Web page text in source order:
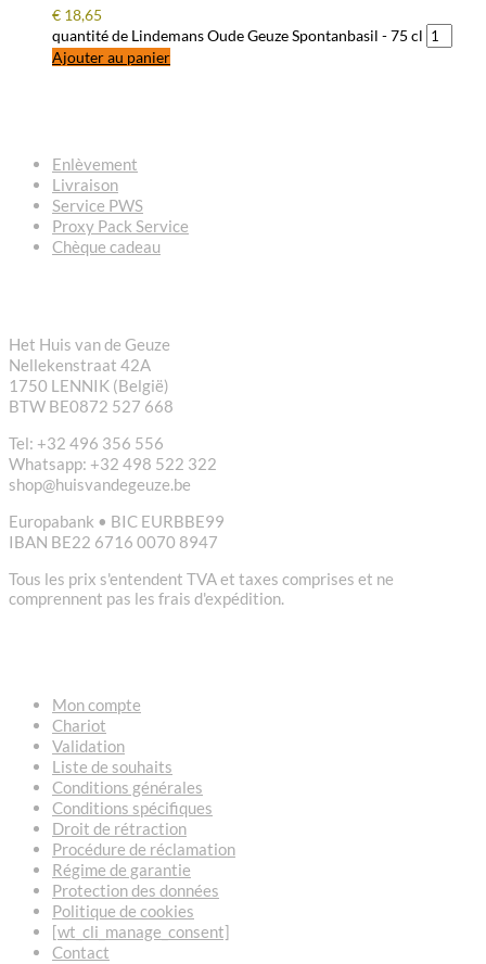
€ 18,65
quantité de Lindemans Oude Geuze Spontanbasil - 75 cl
Ajouter au panier
Enlèvement
Livraison
Service PWS
Proxy Pack Service
Chèque cadeau
Het Huis van de Geuze
Nellekenstraat 42A
1750 LENNIK (België)
BTW BE0872 527 668
Tel: +32 496 356 556
Whatsapp: +32 498 522 322
shop@huisvandegeuze.be
Europabank • BIC EURBBE99
IBAN BE22 6716 0070 8947
Tous les prix s'entendent TVA et taxes comprises et ne
comprennent pas les frais d'expédition.
Mon compte
Chariot
Validation
Liste de souhaits
Conditions générales
Conditions spécifiques
Droit de rétraction
Procédure de réclamation
Régime de garantie
Protection des données
Politique de cookies
[wt_cli_manage_consent]
Contact